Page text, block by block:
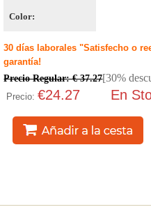
Color:
30 días laborales "Satisfecho o
garantía!
Precio Regular: € 37.27[30%
Precio:€24.27 En